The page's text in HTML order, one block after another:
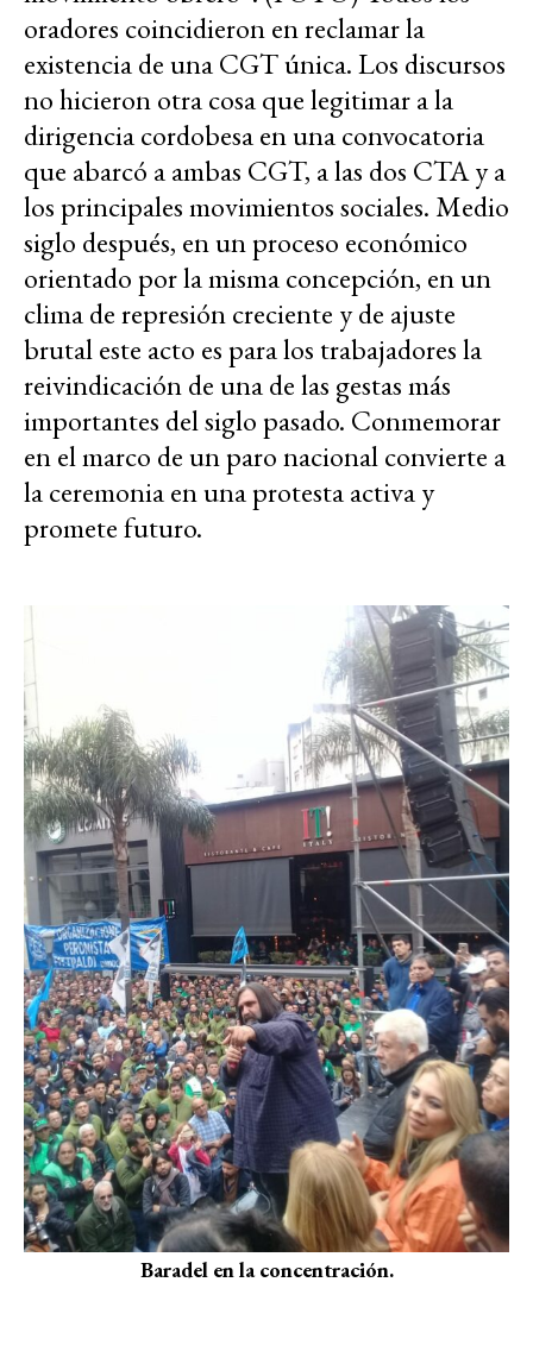
oradores coincidieron en reclamar la
existencia de una CGT única. Los discursos
no hicieron otra cosa que legitimar a la
dirigencia cordobesa en una convocatoria
que abarcó a ambas CGT, a las dos CTA y a
los principales movimientos sociales. Medio
siglo después, en un proceso económico
orientado por la misma concepción, en un
clima de represión creciente y de ajuste
brutal este acto es para los trabajadores la
reivindicación de una de las gestas más
importantes del siglo pasado. Conmemorar
en el marco de un paro nacional convierte a
la ceremonia en una protesta activa y
promete futuro.
Baradel en la concentración.